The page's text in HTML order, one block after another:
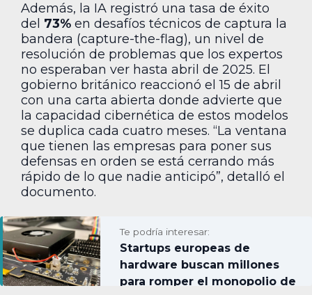
Además, la IA registró una tasa de éxito
del 73% en desafíos técnicos de captura la
bandera (capture-the-flag), un nivel de
resolución de problemas que los expertos
no esperaban ver hasta abril de 2025. El
gobierno británico reaccionó el 15 de abril
con una carta abierta donde advierte que
la capacidad cibernética de estos modelos
se duplica cada cuatro meses. “La ventana
que tienen las empresas para poner sus
defensas en orden se está cerrando más
rápido de lo que nadie anticipó”, detalló el
documento.
Te podría interesar:
Startups europeas de
hardware buscan millones
para romper el monopolio de